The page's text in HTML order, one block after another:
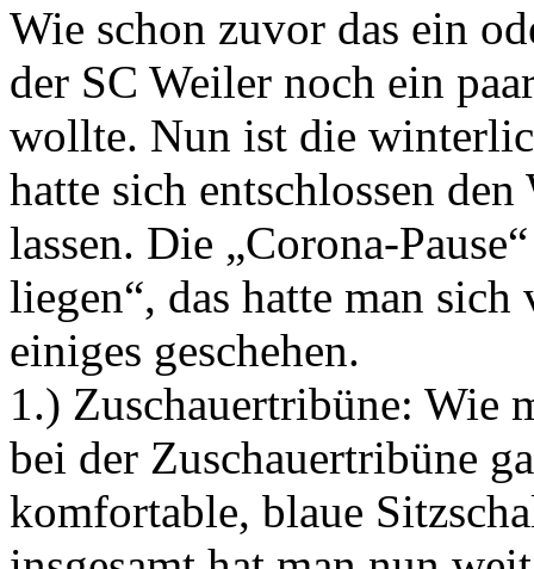
Wie schon zuvor das ein
der SC Weiler noch ein
wollte. Nun ist die
hatte sich entschlossen
lassen. Die „Corona-
liegen“, das hatte man
einiges geschehen.
1.) Zuschauertribüne: Wie
bei der Zuschauertribüne
komfortable, blaue